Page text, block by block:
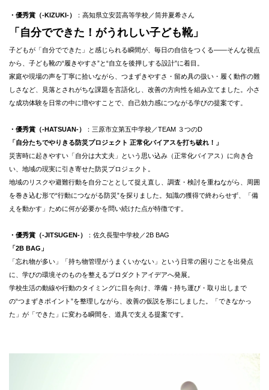
・優秀賞（-KIZUKI-） ：高知県立安芸高等学校／筒井夏希さん
「自分でできた！がうれしい子ども靴」
子どもが「自分でできた」と感じられる瞬間が、毎日の自信をつくる——そんな視点
から、子ども靴の“履きやすさ”と“自立を後押しする設計”に着目。
家庭や現場の声を丁寧に拾いながら、つまずきやすさ・留め具の扱い・履く動作の難
しさなど、見落とされがちな課題を言語化し、改善の方向性を組み立てました。小さ
な成功体験を日常の中に増やすことで、自己効力感につながる学びの提案です。
・優秀賞（-HATSUAN-）
：三原市立第五中学校／TEAM ３つのD
「自分たちでやりきる防災プロジェクト 正常化バイアスを打ち破れ！」
災害時に起きやすい「自分は大丈夫」という思い込み（正常化バイアス）に向き合
い、地域の現実に引き寄せた防災プロジェクト。
地域のリスクや避難行動を自分ごととして捉え直し、調査・検討を重ねながら、周囲
を巻き込む形で“行動につながる防災”を探りました。知識の獲得で終わらせず、「備
えを動かす」ために何が必要かを問い続けた点が特徴です。
・優秀賞 （-JITSUGEN-）
：佐久長聖中学校／2B BAG
「2B BAG」
「忘れ物が多い」「持ち物管理がうまくいかない」という日常の困りごとを出発点
に、学びの環境そのものを整えるプロダクトアイデアへ発展。
学校生活の動線や行動のタイミングに目を向け、準備・持ち運び・取り出しまで
の“つまずきポイント”を整理しながら、改善の仮説を形にしました。「できなかっ
た」が「できた」に変わる瞬間を、道具で支える提案です。